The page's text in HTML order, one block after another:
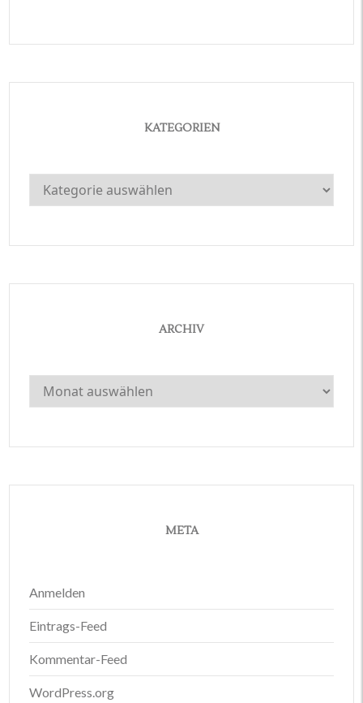
KATEGORIEN
Kategorien
ARCHIV
Archiv
META
Anmelden
Eintrags-Feed
Kommentar-Feed
WordPress.org